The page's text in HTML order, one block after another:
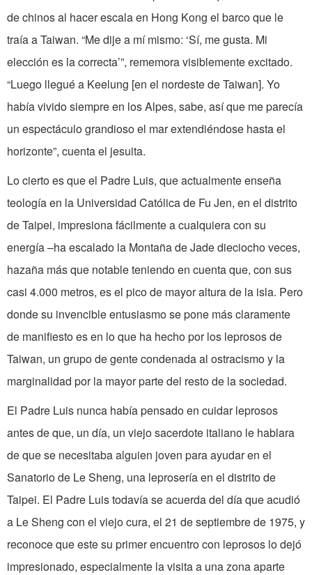
de chinos al hacer escala en Hong Kong el barco que le
traía a Taiwan. “Me dije a mí mismo: ‘Sí, me gusta. Mi
elección es la correcta’”, rememora visiblemente excitado.
“Luego llegué a Keelung [en el nordeste de Taiwan]. Yo
había vivido siempre en los Alpes, sabe, así que me parecía
un espectáculo grandioso el mar extendiéndose hasta el
horizonte”, cuenta el jesuita.
Lo cierto es que el Padre Luis, que actualmente enseña
teología en la Universidad Católica de Fu Jen, en el distrito
de Taipei, impresiona fácilmente a cualquiera con su
energía –ha escalado la Montaña de Jade dieciocho veces,
hazaña más que notable teniendo en cuenta que, con sus
casi 4.000 metros, es el pico de mayor altura de la isla. Pero
donde su invencible entusiasmo se pone más claramente
de manifiesto es en lo que ha hecho por los leprosos de
Taiwan, un grupo de gente condenada al ostracismo y la
marginalidad por la mayor parte del resto de la sociedad.
El Padre Luis nunca había pensado en cuidar leprosos
antes de que, un día, un viejo sacerdote italiano le hablara
de que se necesitaba alguien joven para ayudar en el
Sanatorio de Le Sheng, una leprosería en el distrito de
Taipei. El Padre Luis todavía se acuerda del día que acudió
a Le Sheng con el viejo cura, el 21 de septiembre de 1975, y
reconoce que este su primer encuentro con leprosos lo dejó
impresionado, especialmente la visita a una zona aparte